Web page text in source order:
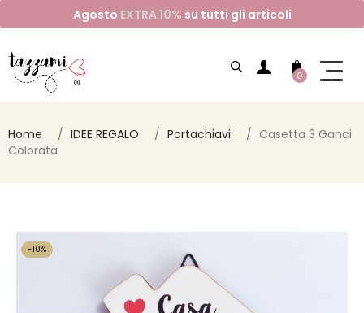
Agosto EXTRA 10% su tutti gli articoli
0
Home IDEE REGALO Portachiavi
Casetta 3 Ganci
Colorata
-10%